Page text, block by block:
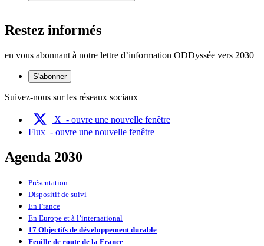
Restez informés
en vous abonnant à notre lettre d’information ODDyssée vers 2030
S'abonner
Suivez-nous sur les réseaux sociaux
X - ouvre une nouvelle fenêtre
Flux - ouvre une nouvelle fenêtre
Agenda 2030
Présentation
Dispositif de suivi
En France
En Europe et à l’international
17 Objectifs de développement durable
Feuille de route de la France